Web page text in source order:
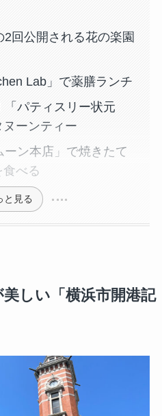
回公開される花の楽園
Lab」で薬膳ランチ
「パティスリー状元
ーンティー
ーン本店」で焼きたて
べる
と見る
しい「横浜市開港記